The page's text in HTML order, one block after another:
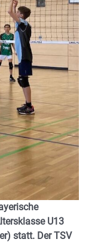
U13
statt. Der TSV